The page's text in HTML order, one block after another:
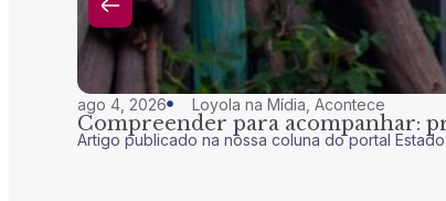
ago 4, 2026 Loyola na Mídia Acontece
Compreender para acompanhar:
Artigo publicado na nossa coluna do portal